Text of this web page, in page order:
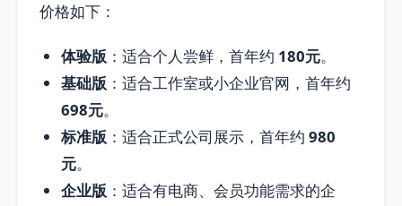
价格如下：
体验版 ：适合个人尝鲜，首年约 180元。
基础版 ：适合工作室或小企业官网，首年约
698元。
标准版 ：适合正式公司展示，首年约 980
元。
企业版 ：适合有电商、会员功能需求的企